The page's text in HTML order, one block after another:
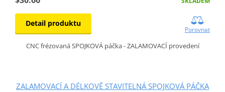
Detail produktu
Porovnat
CNC frézovaná SPOJKOVÁ páčka - ZALAMOVACÍ provedení
ZALAMOVACÍ A DÉLKOVĚ STAVITELNÁ SPOJKOVÁ PÁČKA